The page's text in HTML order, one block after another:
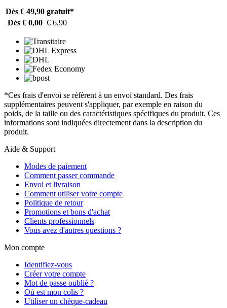
Dès € 49,90 gratuit*
Dès € 0,00 € 6,90
*Ces frais d'envoi se réfèrent à un envoi standard. Des frais
supplémentaires peuvent s'appliquer, par exemple en raison du
poids, de la taille ou des caractéristiques spécifiques du produit. Ces
informations sont indiquées directement dans la description du
produit.
Aide & Support
Modes de paiement
Comment passer commande
Envoi et livraison
Comment utiliser votre compte
Politique de retour
Promotions et bons d'achat
Clients professionnels
Vous avez d'autres questions ?
Mon compte
Identifiez-vous
Créer votre compte
Mot de passe oublié ?
Où est mon colis ?
Utiliser un chèque-cadeau